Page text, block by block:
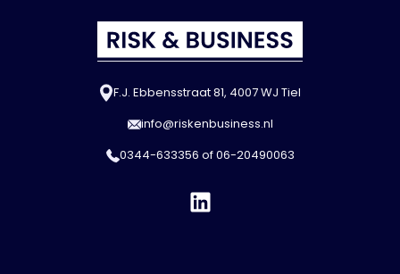
F.J. Ebbensstraat 81, 4007 WJ Tiel
info@riskenbusiness.nl
0344-633356 of06-20490063